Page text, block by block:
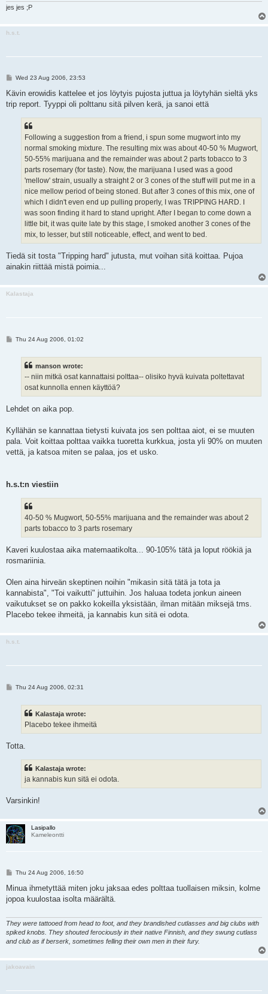
jes jes ;P
h.s.t.
P
s
Wed 23 Aug 2006, 23:53
Kävin erowidis kattelee et jos löytyis pujosta juttua ja löytyhän sieltä yks
trip report. Tyyppi oli polttanu sitä pilven kerä, ja sanoi että
Following a suggestion from a friend, i spun some mugwort into my
normal smoking mixture. The resulting mix was about 40-50 % Mugwort,
50-55% marijuana and the remainder was about 2 parts tobacco to 3
parts rosemary (for taste). Now, the marijuana I used was a good
'mellow' strain, usually a straight 2 or 3 cones of the stuff will put me in a
nice mellow period of being stoned. But after 3 cones of this mix, one of
which I didn't even end up pulling properly, I was TRIPPING HARD. I
was soon finding it hard to stand upright. After I began to come down a
little bit, it was quite late by this stage, I smoked another 3 cones of the
mix, to lesser, but still noticeable, effect, and went to bed.
Tiedä sit tosta "Tripping hard" jutusta, mut voihan sitä koittaa. Pujoa
ainakin riittää mistä poimia...
Kalastaja
PThu 24 Aug 2006, 01:02
manson wrote:
-- niin mitkä osat kannattaisi polttaa-- olisiko hyvä kuivata poltettavat
osat kunnolla ennen käyttöä?
Lehdet on aika pop.
Kyllähän se kannattaa tietysti kuivata jos sen polttaa aiot, ei se muuten
pala. Voit koittaa polttaa vaikka tuoretta kurkkua, josta yli 90% on muuten
vettä, ja katsoa miten se palaa, jos et usko.
h.s.t:n viestiin
40-50 % Mugwort, 50-55% marijuana and the remainder was about 2
parts tobacco to 3 parts rosemary
Kaveri kuulostaa aika matemaatikolta... 90-105% tätä ja loput röökiä ja
rosmariinia.
Olen aina hirveän skeptinen noihin "mikasin sitä tätä ja tota ja
kannabista", "Toi vaikutti" juttuihin. Jos haluaa todeta jonkun aineen
vaikutukset se on pakko kokeilla yksistään, ilman mitään miksejä tms.
Placebo tekee ihmeitä, ja kannabis kun sitä ei odota.
h.s.t.
PThu 24 Aug 2006, 02:31
Kalastaja wrote:
Placebo tekee ihmeitä
Totta.
Kalastaja wrote:
ja kannabis kun sitä ei odota.
Varsinkin!
Lasipallo
Kameleontti
P
s
Thu 24 Aug 2006, 16:50
Minua ihmetyttää miten joku jaksaa edes polttaa tuollaisen miksin, kolme
jopoa kuulostaa isolta määrältä.
They were tattooed from head to foot, and they brandished cutlasses and big clubs with
spiked knobs. They shouted ferociously in their native Finnish, and they swung cutlass
and club as if berserk, sometimes felling their own men in their fury.
jakoavain